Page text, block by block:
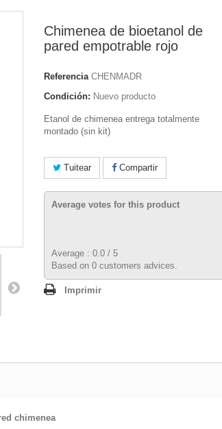
Chimenea de bioetanol de
pared empotrable rojo
Referencia CHENMADR
Condición: Nuevo producto
Etanol de chimenea entrega totalmente
montado (sin kit)
Tuitear Compartir
Average votes for this product
Average : 0.0 / 5
Based on 0 customers advices.
Imprimir
chimenea